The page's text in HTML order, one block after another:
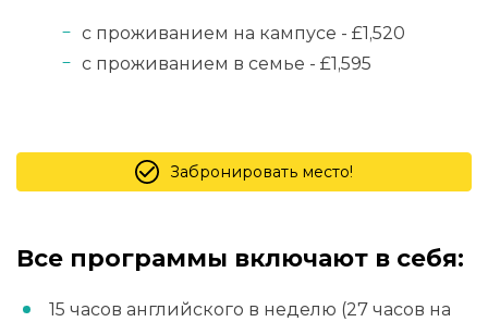
с проживанием на кампусе - £1,520
с проживанием в семье - £1,595
Забронировать место!
Все программы включают в себя:
15 часов английского в неделю (27 часов на